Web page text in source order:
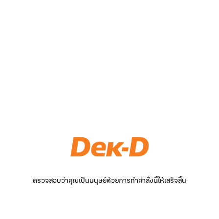
ตรวจสอบว่าคุณเป็นมนุษย์ด้วยการทำคำสั่งนี้ให้เสร็จสิ้น